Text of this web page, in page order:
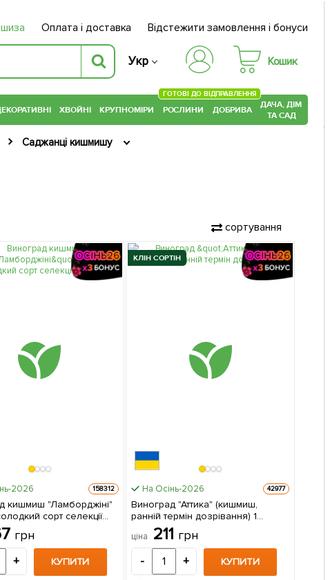
Оплата і доставка Відстежити замовлення і бонуси
Укр Кошик
ХВОЙНІ КРУПНОМІРИ РОСЛИНИ
ГОТОВІ ДО ВІДПРАВЛЕННЯ
ДОБРИВА
ДАЧА, ДІМ
ТА САД
Саджанці кишмишу
сортування
2026 158312
кишмиш "Ламборджіні"
сорт селекції
1 саджанець в упаковці
грн
+ КУПИТИ
КЛІН СОРТІН
На Осінь-2026 42977
Виноград "Аттика" (кишмиш,
ранній термін дозрівання) 1
саджанець в упаковці
ціна 211 грн
- + КУПИТИ